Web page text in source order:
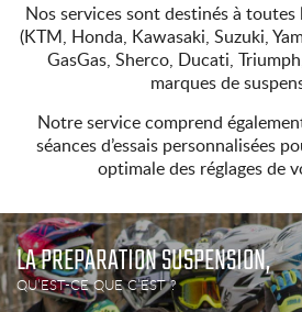
Nos services sont destinés à
(KTM, Honda, Kawasaki, Suzuki,
GasGas, Sherco, Ducati,
marques de
Notre service comprend
séances d’essais personnalisées
optimale des réglages de
LA PREPARATION SUSPENSION,
QU’EST-CE QUE C’EST ?